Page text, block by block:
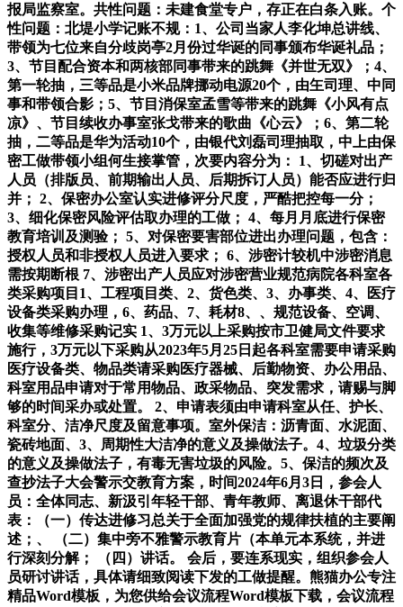
报局监察室。共性问题：未建食堂专户，存正在白条入账。个
性问题：北堤小学记账不规：1、公司当家人李化坤总讲线、
带领为七位来自分歧岗亭2月份过华诞的同事颁布华诞礼品；
3、节目配合资本和两核部同事带来的跳舞《并世无双》；4、
第一轮抽，三等品是小米品牌挪动电源20个，由玍司理、中同
事和带领合影；5、节目消保室孟雪等带来的跳舞《小风有点
凉》、节目续收办事室张戈带来的歌曲《心云》；6、第二轮
抽，二等品是华为活动10个，由银代刘磊司理抽取，中上由保
密工做带领小组何生接掌管，次要内容分为： 1、切磋对出产
人员（排版员、前期输出人员、后期拆订人员）能否应进行归
并； 2、保密办公室认实进修评分尺度，严酷把控每一分；
3、细化保密风险评估取办理的工做； 4、每月月底进行保密
教育培训及测验； 5、对保密要害部位进出办理问题，包含：
授权人员和非授权人员进入要求； 6、涉密计较机中涉密消息
需按期断根 7、涉密出产人员应对涉密营业规范病院各科室各
类采购项目1、工程项目类、2、货色类、3、办事类、4、医疗
设备类采购办理，6、药品、7、耗材8、、规范设备、空调、
收集等维修采购记实 1、3万元以上采购按市卫健局文件要求
施行，3万元以下采购从2023年5月25日起各科室需要申请采购
医疗设备类、物品类请采购医疗器械、后勤物资、办公用品、
科室用品申请对于常用物品、政采物品、突发需求，请赐与脚
够的时间采办或处置。 2、申请表须由申请科室从任、护长、
科室分、洁净尺度及留意事项。室外保洁：沥青面、水泥面、
瓷砖地面、3、周期性大洁净的意义及操做法子。4、垃圾分类
的意义及操做法子，有毒无害垃圾的风险。5、保洁的频次及
查抄法子大会警示交教育方案，时间2024年6月3日，参会人
员：全体同志、新汲引年轻干部、青年教师、离退休干部代
表：（一）传达进修习总关于全面加强党的规律扶植的主要阐
述；、 （二）集中旁不雅警示教育片（本单元本系统，并进
行深刻分解； （四）讲话。 会后，要连系现实，组织参会人
员研讨讲话，具体请细致阅读下发的工做提醒。熊猫办公专注
精品Word模板，为您供给会议流程Word模板下载，会议流程